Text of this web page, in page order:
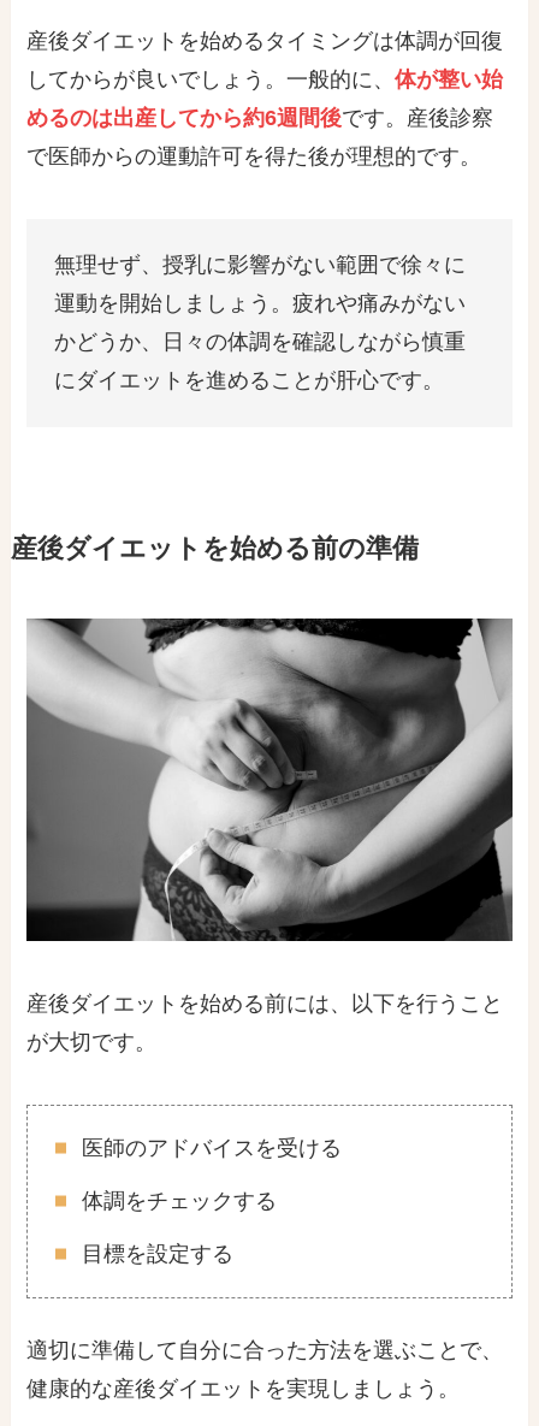
産後ダイエットを始めるタイミングは体調が回復
してからが良いでしょう。一般的に、体が整い始
めるのは出産してから約6週間後です。産後診察
で医師からの運動許可を得た後が理想的です。
無理せず、授乳に影響がない範囲で徐々に
運動を開始しましょう。疲れや痛みがない
かどうか、日々の体調を確認しながら慎重
にダイエットを進めることが肝心です。
産後ダイエットを始める前の準備
産後ダイエットを始める前には、以下を行うこと
が大切です。
医師のアドバイスを受ける
体調をチェックする
目標を設定する
適切に準備して自分に合った方法を選ぶことで、
健康的な産後ダイエットを実現しましょう。